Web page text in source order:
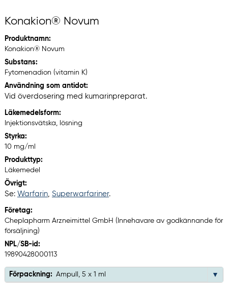
Konakion® Novum
Produktnamn:
Konakion® Novum
Substans:
Fytomenadion (vitamin K)
Användning som antidot:
Vid överdosering med kumarinpreparat.
Läkemedelsform:
Injektionsvätska, lösning
Styrka:
10 mg/ml
Produkttyp:
Läkemedel
Övrigt:
Se: Warfarin, Superwarfariner.
Företag:
Cheplapharm Arzneimittel GmbH (Innehavare av godkännande för
försäljning)
NPL/SB-id:
19890428000113
Förpackning: Ampull, 5 x 1 ml